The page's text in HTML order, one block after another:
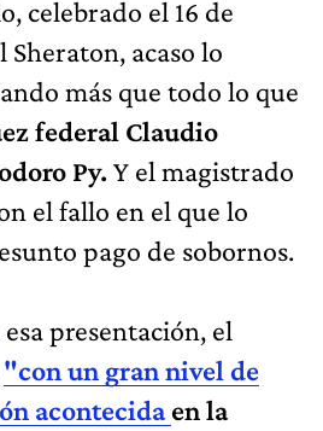
celebrado el 16 de
Sheraton, acaso lo
más que todo lo que
federal Claudio
Py. Y el magistrado
el fallo en el que lo
pago de sobornos.
esa presentación, el
"con un gran nivel de
acontecidaen la